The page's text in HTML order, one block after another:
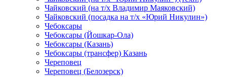
Чайковский (на т/х Владимир Маяковский)
Чайковский (посадка на т/х «Юрий Никулин»)
Чебоксары
Чебоксары (Йошкар-Ола)
Чебоксары (Казань)
Чебоксары (трансфер) Казань
Череповец
Череповец (Белозерск)